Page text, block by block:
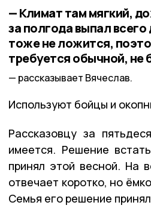
— Климат там мягкий,
за полгода выпал всего
тоже не ложится,
требуется обычной, не
рассказывает Вячеслав.
Используют бойцы и
Рассказовцу за
имеется. Решение
принял этой весной. На
отвечает коротко, но
Семья его решение